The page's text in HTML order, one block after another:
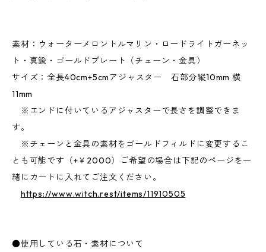
素材：ウォーターメロントルマリン・ロードライトガーネッ
ト・真鍮・ゴールドプレート（チェーン・金具）
サイズ：全長40cm+5cmアジャスター 石部分縦10mm 横
11mm
※エンドに付いているアジャスターで長さを調整できま
す。
※チェーンと金具の素材をゴールドフィルドに変更するこ
とも可能です（+￥2000）ご希望の場合は下記のページを一
緒にカートに入れてご注文ください。
https://www.witch.rest/items/11910505
●使用している石・素材について